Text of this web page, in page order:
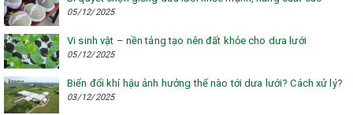
05/12/2025
Vi sinh vật – nền tảng tạo nên đất khỏe cho dưa lưới
05/12/2025
Biến đổi khí hậu ảnh hưởng thế nào tới dưa lưới? Cách xử lý?
03/12/2025